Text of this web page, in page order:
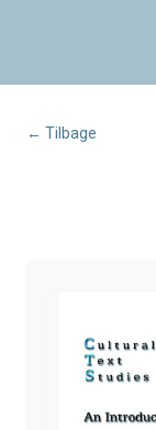
← Tilbage